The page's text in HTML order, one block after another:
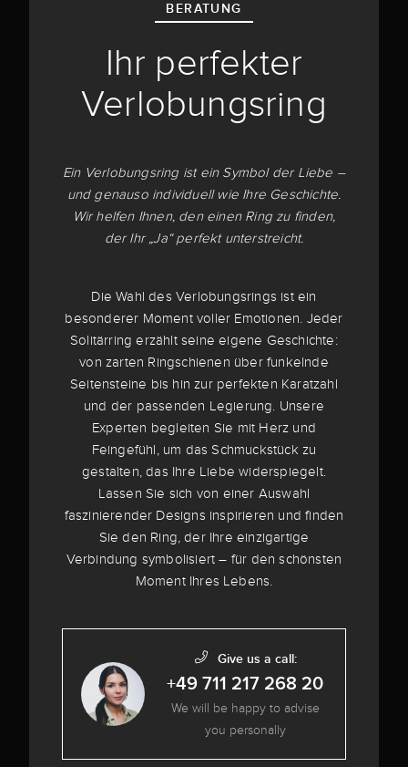
BERATUNG
Ihr perfekter
Verlobungsring
Ein Verlobungsring ist ein Symbol der Liebe –
und genauso individuell wie Ihre Geschichte.
Wir helfen Ihnen, den einen Ring zu finden,
der Ihr „Ja“ perfekt unterstreicht.
Die Wahl des Verlobungsrings ist ein
besonderer Moment voller Emotionen. Jeder
Solitärring erzählt seine eigene Geschichte:
von zarten Ringschienen über funkelnde
Seitensteine bis hin zur perfekten Karatzahl
und der passenden Legierung. Unsere
Experten begleiten Sie mit Herz und
Feingefühl, um das Schmuckstück zu
gestalten, das Ihre Liebe widerspiegelt.
Lassen Sie sich von einer Auswahl
faszinierender Designs inspirieren und finden
Sie den Ring, der Ihre einzigartige
Verbindung symbolisiert – für den schönsten
Moment Ihres Lebens.
Give us a call:
+49 711 217 268 20
We will be happy to advise
you personally